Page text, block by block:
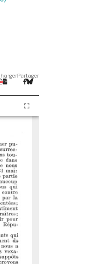
Partager